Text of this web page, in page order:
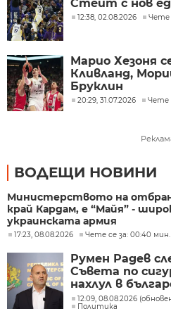
Стейт с нов
12:38, 02.08.2026 Чете
Марио Хезоня
Кливланд,
Бруклин
20:29, 31.07.2026 Чете
ВОДЕЩИ НОВИНИ
Министерството на
край Кардам, е “Майя” -
украинската армия
17:23, 08.08.2026 Чете се за: 00:40 мин.
Румен Радев
Съвета по
нахлул в
пространство
12:09, 08.08.2026
Политика